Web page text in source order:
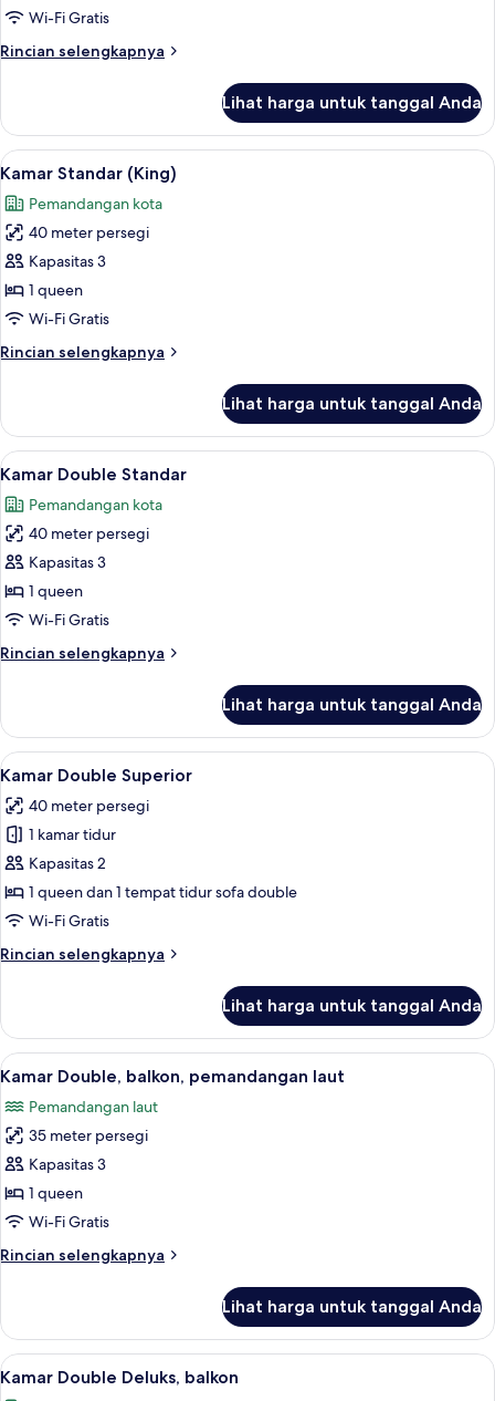
Wi-Fi Gratis
Rincian selengkapnya
Rincian
Kamar
Double,
balkon
Lihat harga untuk tanggal Anda
Lihat
semua
foto
untuk
Kamar
Standar
(King)
Kamar Standar (King) |
6
Kamar Standar (King)
Pemandangan kota
40 meter persegi
Kapasitas 3
1 queen
Wi-Fi Gratis
Rincian selengkapnya
Rincian
Kamar
Standar
(King)
Lihat harga untuk tanggal Anda
Lihat
semua
foto
untuk
Kamar
Double
Standar
Kamar Double Standar | 1 kamar
12
Kamar Double Standar
Pemandangan kota
40 meter persegi
Kapasitas 3
1 queen
Wi-Fi Gratis
Rincian selengkapnya
Rincian
Kamar
Double
Standar
Lihat harga untuk tanggal Anda
Lihat
semua
foto
untuk
Kamar
Double
Superior
Kamar Double Superior | 1 kamar
12
Kamar Double Superior
40 meter persegi
1 kamar tidur
Kapasitas 2
1 queen dan 1 tempat tidur sofa double
Wi-Fi Gratis
Rincian selengkapnya
Rincian
Kamar
Double
Superior
Lihat harga untuk tanggal Anda
Lihat
semua
foto
untuk
Kamar
Double,
balkon,
laut
Kamar Double, balkon,
14
Kamar Double, balkon, pemandangan laut
Pemandangan laut
35 meter persegi
Kapasitas 3
1 queen
Wi-Fi Gratis
Rincian selengkapnya
Rincian
Kamar
Double,
balkon,
Lihat harga untuk tanggal Anda
Lihat
semua
Kamar Double Deluks, balkon | 1
9
Kamar Double Deluks, balkon